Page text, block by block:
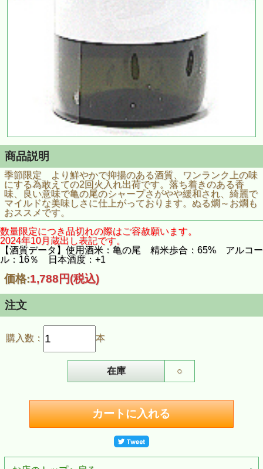
商品説明
季節限定 より鮮やかで抑揚のある酒質、ワンランク上の味
にする為敢えての2回火入れ出荷です。落ち着きのある香
味、良い意味で亀の尾のシャープさがやや緩和され、綺麗で
マイルドな美味しさに仕上がっております。ぬる燗～お燗も
おススメです。
数量限定につき品切れの際はご容赦願います。
2024年10月蔵出し表記です。
【酒質データ】使用酒米：亀の尾 精米歩合：65% アルコー
ル：16％ 日本酒度：+1
価格:1,788円(税込)
注文
購入数： 本
在庫 ○